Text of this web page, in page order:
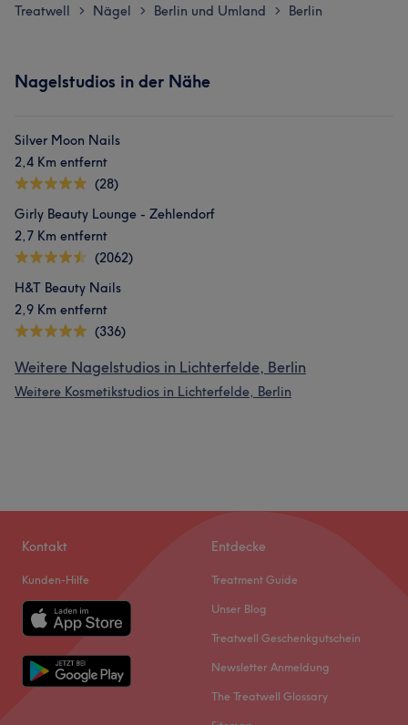
Treatwell > Nägel > Berlin und Umland > Berlin
Nagelstudios in der Nähe
Silver Moon Nails
2,4 Km entfernt
(28)
Girly Beauty Lounge - Zehlendorf
2,7 Km entfernt
(2062)
H&T Beauty Nails
2,9 Km entfernt
(336)
Weitere Nagelstudios in Lichterfelde, Berlin
Weitere Kosmetikstudios in Lichterfelde, Berlin
Kontakt
Kunden-Hilfe
Entdecke
Treatment Guide
Unser Blog
Treatwell Geschenkgutschein
Newsletter Anmeldung
The Treatwell Glossary